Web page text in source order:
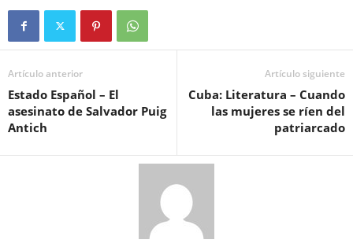
Artículo anterior
Estado Español – El
asesinato de Salvador Puig
Antich
Artículo siguiente
Cuba: Literatura – Cuando
las mujeres se ríen del
patriarcado